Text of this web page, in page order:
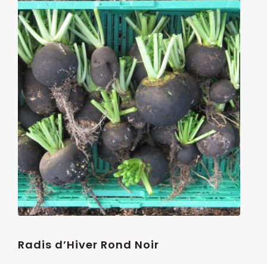
Radis d’Hiver Rond Noir